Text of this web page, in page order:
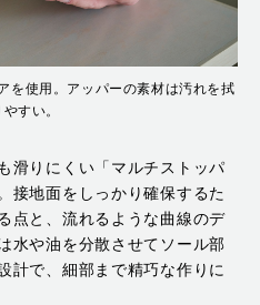
を使用。アッパーの素材は汚れを拭
すい。
滑りにくい「マルチストッパ
接地面をしっかり確保するた
点と、流れるような曲線のデ
水や油を分散させてソール部
計で、細部まで精巧な作りに